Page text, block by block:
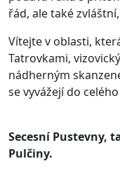
řád, ale také
Vítejte v oblasti,
Tatrovkami,
nádherným
se vyvážejí do
Secesní Pustevny,
Pulčiny.